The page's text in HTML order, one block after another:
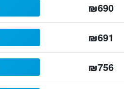
₪690
₪691
₪756